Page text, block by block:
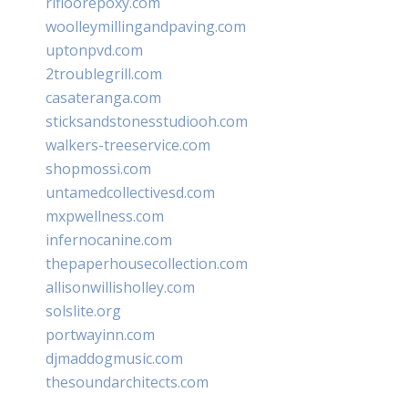
woolleymillingandpaving.com
uptonpvd.com
2troublegrill.com
casateranga.com
sticksandstonesstudiooh.com
walkers-treeservice.com
shopmossi.com
untamedcollectivesd.com
mxpwellness.com
infernocanine.com
thepaperhousecollection.com
allisonwillisholley.com
solslite.org
portwayinn.com
djmaddogmusic.com
thesoundarchitects.com